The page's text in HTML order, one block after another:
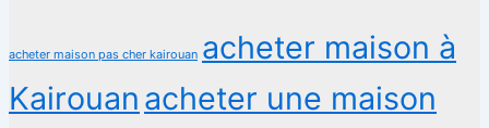
acheter maison pas cher kairouan acheter maison à
Kairouan acheter une maison